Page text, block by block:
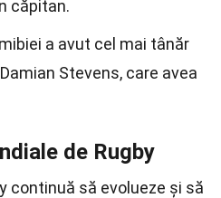
căpitan.
a avut cel mai tânăr
Stevens, care avea
de Rugby
continuă să evolueze și să